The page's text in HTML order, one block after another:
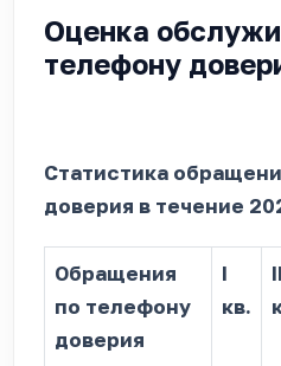
Оценка
телефону
Статистика
доверия в течение
Обращения
по телефону
доверия
I
кв.
II